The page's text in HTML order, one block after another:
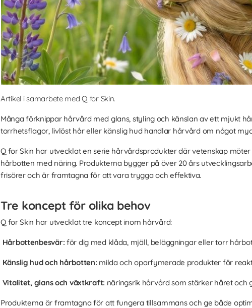
Artikel i samarbete med Q for Skin.
Många förknippar hårvård med glans, styling och känslan av ett mjukt
torrhetsflagor, livlöst hår eller känslig hud handlar hårvård om något
Q for Skin har utvecklat en serie hårvårdsprodukter där vetenskap
hårbotten med näring. Produkterna bygger på över 20 års
frisörer och är framtagna för att vara trygga och effektiva.
Tre koncept för olika behov
Q for Skin har utvecklat tre koncept inom hårvård:
Hårbottenbesvär: för dig med klåda, mjäll, beläggningar eller torr
Känslig hud och hårbotten: milda och oparfymerade produkter för
Vitalitet, glans och växtkraft: näringsrik hårvård som stärker håret och
Produkterna är framtagna för att fungera tillsammans och ge både